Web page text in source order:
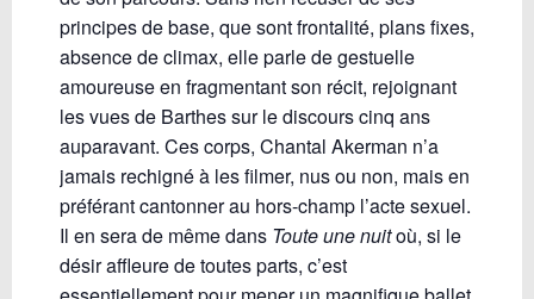
principes de base, que sont frontalité, plans fixes,
absence de climax, elle parle de gestuelle
amoureuse en fragmentant son récit, rejoignant
les vues de Barthes sur le discours cinq ans
auparavant. Ces corps, Chantal Akerman n’a
jamais rechigné à les filmer, nus ou non, mais en
préférant cantonner au hors-champ l’acte sexuel.
Il en sera de même dans Toute une nuitoù, si le
désir affleure de toutes parts, c’est